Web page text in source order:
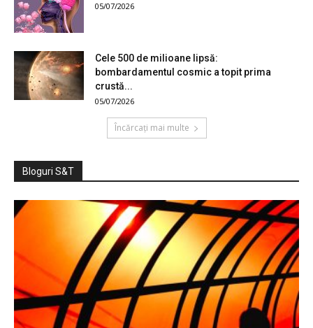
05/07/2026
Cele 500 de milioane lipsă:
bombardamentul cosmic a topit prima
crustă...
05/07/2026
Încărcați mai multe
Bloguri S&T